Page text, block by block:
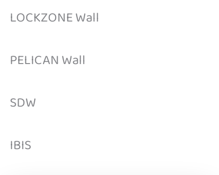
LOCKZONE Wall
PELICAN Wall
SDW
IBIS